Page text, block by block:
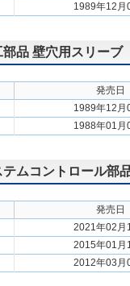
1989年12月
品 壁穴用スリーブ
発売日
1989年12月
1988年01月
ムコントロール部
発売日
2021年02月
2015年01月
2012年03月